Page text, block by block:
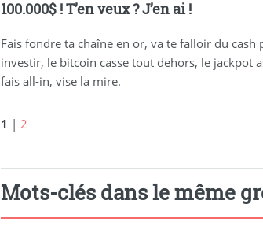
100.000$ ! T’en veux ? J’en ai !
Fais fondre ta chaîne en or, va te falloir du cash
investir, le bitcoin casse tout dehors, le jackpot
fais all-in, vise la mire.
1 | 2
Mots-clés dans le même